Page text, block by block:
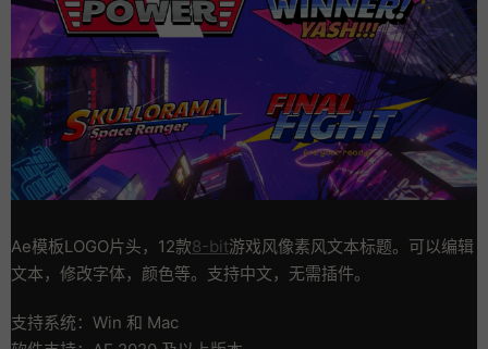
Ae模板LOGO片头，12款8-bit游戏风像素风文本标题。可以编辑
文本，修改字体，颜色等。支持中文，无需插件。
支持系统：Win 和 Mac